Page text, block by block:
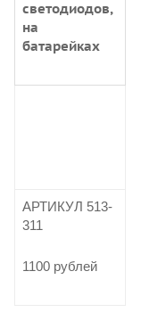
светодиодов,
на
батарейках
АРТИКУЛ 513-
311
1100 рублей